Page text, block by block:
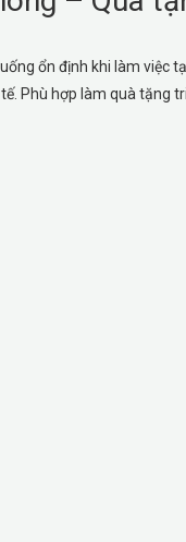
ổn định khi làm việc
Phù hợp làm quà tặng